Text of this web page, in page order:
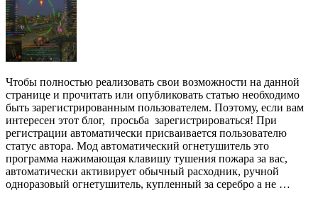
Чтобы полностью реализовать свои возможности на данной
странице и прочитать или опубликовать статью необходимо
быть зарегистрированным пользователем. Поэтому, если вам
интересен этот блог, просьба зарегистрироваться! При
регистрации автоматически присваивается пользователю
статус автора. Мод автоматический огнетушитель это
программа нажимающая клавишу тушения пожара за вас,
автоматически активирует обычный расходник, ручной
одноразовый огнетушитель, купленный за серебро а не …